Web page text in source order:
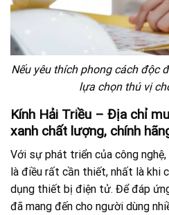
Nếu yêu thích phong cách độc
lựa chọn thú vị
Kính Hải Triều – Địa chỉ
xanh chất lượng, chính
Với sự phát triển của công
là điều rất cần thiết, nhất là khi
dụng thiết bị điện tử. Để đáp
đã mang đến cho người dùng